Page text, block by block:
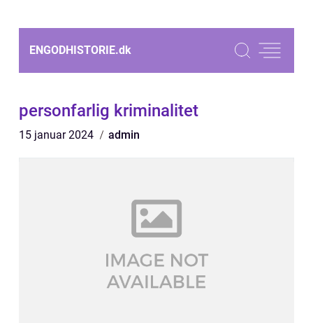
ENGODHISTORIE.dk
personfarlig kriminalitet
15 januar 2024 admin